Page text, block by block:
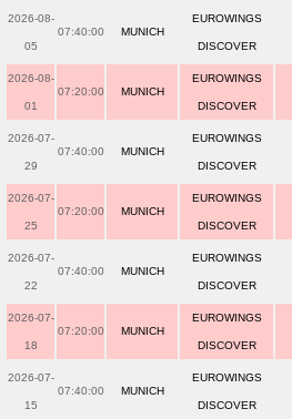
2026-08-
05
07:40:00 MUNICH
EUROWINGS
DISCOVER
2026-08-
01
07:20:00 MUNICH
EUROWINGS
DISCOVER
2026-07-
29
07:40:00 MUNICH
EUROWINGS
DISCOVER
2026-07-
25
07:20:00 MUNICH
EUROWINGS
DISCOVER
2026-07-
22
07:40:00 MUNICH
EUROWINGS
DISCOVER
2026-07-
18
07:20:00 MUNICH
EUROWINGS
DISCOVER
2026-07-
15
07:40:00 MUNICH
EUROWINGS
DISCOVER